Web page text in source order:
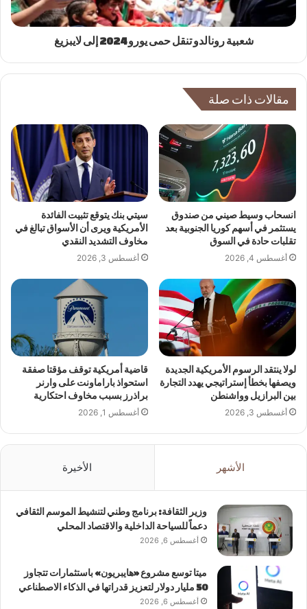
شعبية رونالدو تنقل حمى يورو 2024 إلى لايبزيغ
مقالات ذات صلة
انسحاب وسيط صيني من صندوق
يستثمر في أسهم كوريا الجنوبية بعد
تقلبات حادة في السوق
أغسطس 4, 2026
سيتي بنك يتوقع تثبيت الفائدة
الأمريكية ويرى أن الأسواق تبالغ في
مخاوف التشديد النقدي
أغسطس 3, 2026
لولا ينتقد الرسوم الأمريكية الجديدة
ويصفها بخطأ إستراتيجي يهدد التجارة
بين البرازيل وواشنطن
أغسطس 3, 2026
قاضية أمريكية توقف مؤقتا صفقة
استحواذ باراماونت على وارنر
براذرز بسبب مخاوف احتكارية
أغسطس 1, 2026
الأشهر الأخيرة
وزير الثقافة: برنامج وطني لتنشيط الموسم الثقافي
دعماً للسياحة الداخلية والاقتصاد المحلي
أغسطس 6, 2026
ميتا توسع مشروع «هايبريون» باستثمارات تتجاوز
50 مليار دولار لتعزيز قدراتها في الذكاء الاصطناعي
أغسطس 6, 2026